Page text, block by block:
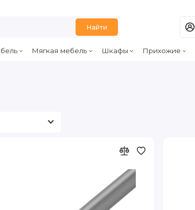
Найти
Мягкая мебель Шкафы Прихожие